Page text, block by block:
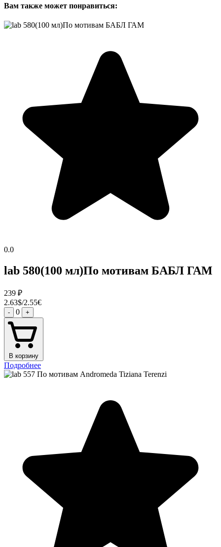
Вам также может понравиться:
0.0
lab 580(100 мл)По мотивам БАБЛ ГАМ
239 ₽
2.63$/2.55€
- 0 +
В корзину
Подробнее